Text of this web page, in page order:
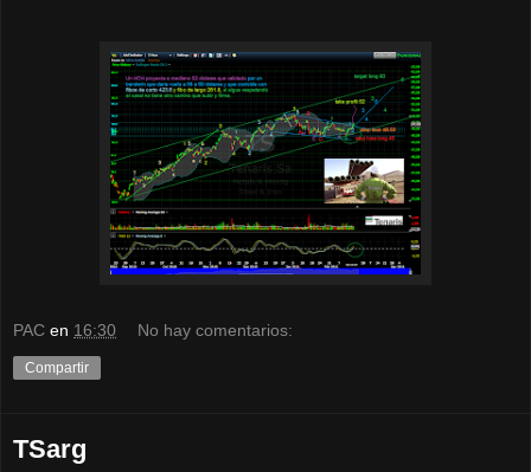
PAC en 16:30 No hay comentarios:
Compartir
TSarg